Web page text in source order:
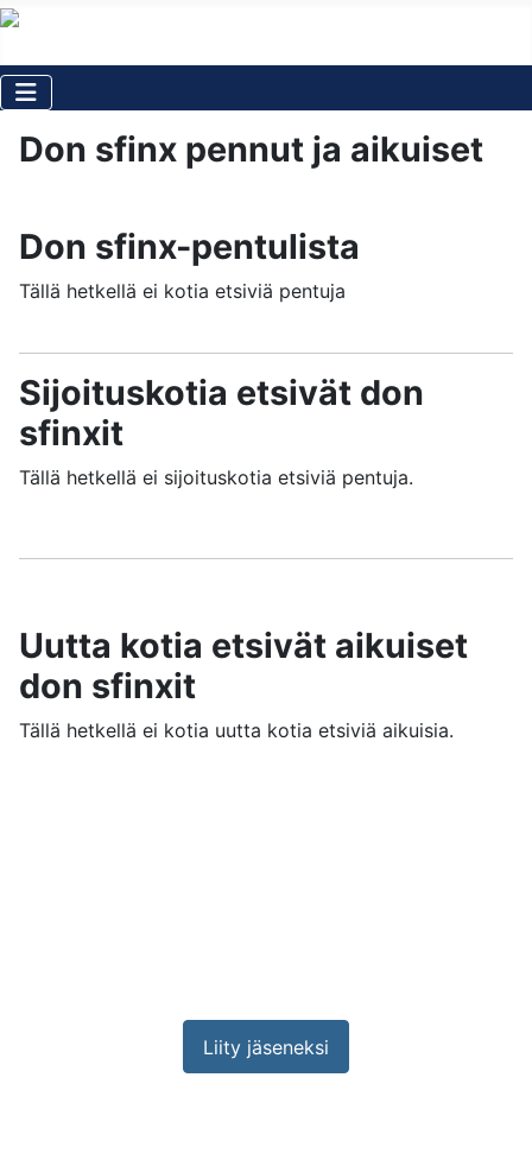
Liity jäseneksi
Don sfinx pennut ja aikuiset
Don sfinx-pentulista
Tällä hetkellä ei kotia etsiviä pentuja
Sijoituskotia etsivät don
sfinxit
Tällä hetkellä ei sijoituskotia etsiviä pentuja.
Uutta kotia etsivät aikuiset
don sfinxit
Tällä hetkellä ei kotia uutta kotia etsiviä aikuisia.